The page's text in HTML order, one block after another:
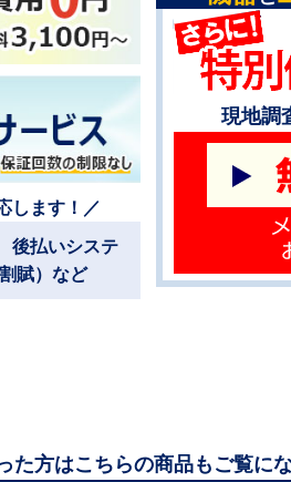
します！／
払いシステ
）など
現地調
た方はこちらの商品もご覧に